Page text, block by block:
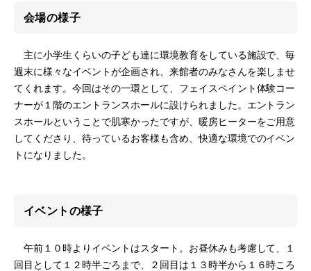
会場の様子
主に小学生くらいの子ども達に環境教育をしている施設で、毎
週末に様々なイベントが企画され、来館者のみなさんを楽しませ
てくれます。今回はその一環として、フェイスペイント体験コー
ナーが１階のエントランスホールに設けられました。エントラン
スホールということで肌寒かったですが、暖房ヒーターをご用意
してくださり、待っているお客様も含め、快適な環境でのイベン
トになりました。
イベントの様子
午前１０時よりイベントはスタート。お昼休みも考慮して、１
回目として１２時半ごろまで、２回目は１３時半から１６時ころ